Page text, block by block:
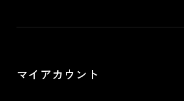
マイアカウント